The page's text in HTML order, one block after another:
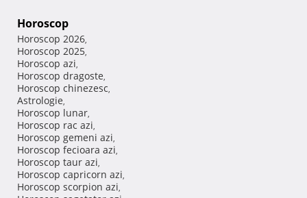
Horoscop
Horoscop 2026,
Horoscop 2025,
Horoscop azi,
Horoscop dragoste,
Horoscop chinezesc,
Astrologie,
Horoscop lunar,
Horoscop rac azi,
Horoscop gemeni azi,
Horoscop fecioara azi,
Horoscop taur azi,
Horoscop capricorn azi,
Horoscop scorpion azi,